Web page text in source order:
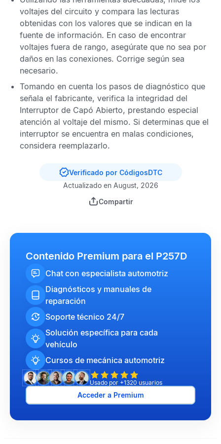
voltajes del circuito y compara las lecturas
obtenidas con los valores que se indican en la
fuente de información. En caso de encontrar
voltajes fuera de rango, asegúrate que no sea por
daños en las conexiones. Corrige según sea
necesario.
Tomando en cuenta los pasos de diagnóstico que
señala el fabricante, verifica la integridad del
Interruptor de Capó Abierto, prestando especial
atención al voltaje del mismo. Si determinas que el
interruptor se encuentra en malas condiciones,
considera reemplazarlo.
Verificado por CódigosDTC
Actualizado en August, 2026
Compartir
Contenido Premium para el P257D
Chat con especialista automotriz
Diagnósticos y manuales de
reparación
Soporte técnico 24/7
Solución específica para cada
vehículo
Cursos de mecánica automotriz
Usado por +1320 usuarios
Acceder a Premium